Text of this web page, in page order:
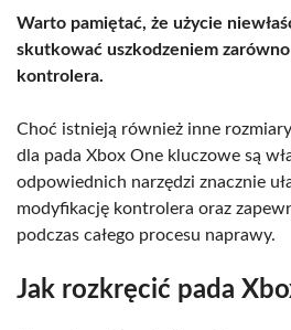
Warto pamiętać, że użycie
skutkować uszkodzeniem
kontrolera.
Choć istnieją również inne
dla pada Xbox One kluczowe są
odpowiednich narzędzi znacznie
modyfikację kontrolera oraz
podczas całego procesu naprawy.
Jak rozkręcić pada